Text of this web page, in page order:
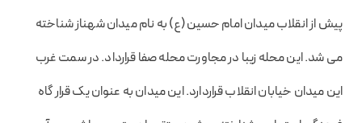
پیش از انقلاب میدان امام حسین(ع) به نام میدان شهناز شناخته
می شد. این محله زیبا در مجاورت محله صفا قرارداد. در سمت غرب
این میدان خیابان انقلاب قراردارد. این میدان به عنوان یک قرار گاه